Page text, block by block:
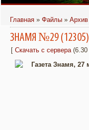
Главная » Файлы » Архив
ЗНАМЯ №29 (12305)
[ Скачать с сервера(6.30